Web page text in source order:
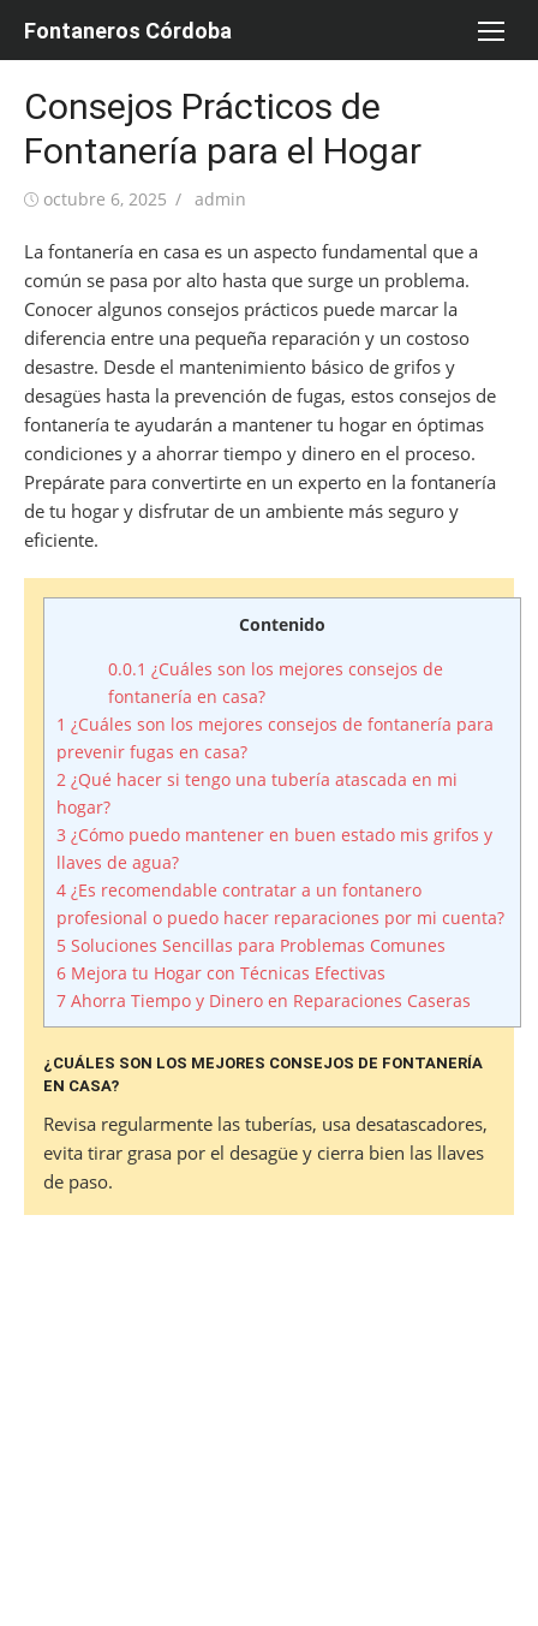
Fontaneros Córdoba
Consejos Prácticos de
Fontanería para el Hogar
Publicada
octubre 6, 2025 Autor
admin
La fontanería en casa es un aspecto fundamental que a
común se pasa por alto hasta que surge un problema.
Conocer algunos consejos prácticos puede marcar la
diferencia entre una pequeña reparación y un costoso
desastre. Desde el mantenimiento básico de grifos y
desagües hasta la prevención de fugas, estos consejos de
fontanería te ayudarán a mantener tu hogar en óptimas
condiciones y a ahorrar tiempo y dinero en el proceso.
Prepárate para convertirte en un experto en la fontanería
de tu hogar y disfrutar de un ambiente más seguro y
eficiente.
Contenido
0.0.1 ¿Cuáles son los mejores consejos de
fontanería en casa?
1 ¿Cuáles son los mejores consejos de fontanería para
prevenir fugas en casa?
2 ¿Qué hacer si tengo una tubería atascada en mi
hogar?
3 ¿Cómo puedo mantener en buen estado mis grifos y
llaves de agua?
4 ¿Es recomendable contratar a un fontanero
profesional o puedo hacer reparaciones por mi cuenta?
5 Soluciones Sencillas para Problemas Comunes
6 Mejora tu Hogar con Técnicas Efectivas
7 Ahorra Tiempo y Dinero en Reparaciones Caseras
¿CUÁLES SON LOS MEJORES CONSEJOS DE FONTANERÍA
EN CASA?
Revisa regularmente las tuberías, usa desatascadores,
evita tirar grasa por el desagüe y cierra bien las llaves
de paso.